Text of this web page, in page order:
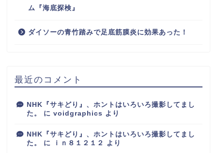
ム『海底探検』
ダイソーの青竹踏みで足底筋膜炎に効果あった！
最近のコメント
NHK『サキどり』、ホントはいろいろ撮影してまし
た。
に voidgraphics より
NHK『サキどり』、ホントはいろいろ撮影してまし
た。
に ｉｎ８１２１２ より